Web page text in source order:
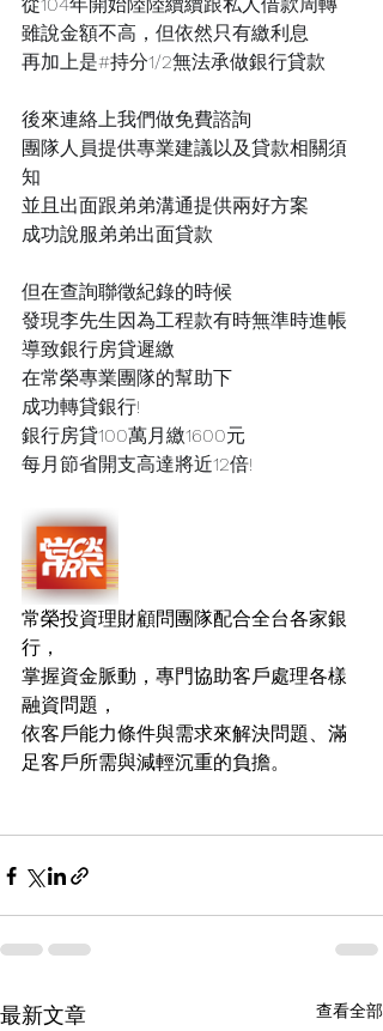
雖說金額不高，但依然只有繳利息
再加上是#持分1/2無法承做銀行貸款
後來連絡上我們做免費諮詢
團隊人員提供專業建議以及貸款相關須
知
並且出面跟弟弟溝通提供兩好方案
成功說服弟弟出面貸款
但在查詢聯徵紀錄的時候
發現李先生因為工程款有時無準時進帳
導致銀行房貸遲繳
在常榮專業團隊的幫助下
成功轉貸銀行!
銀行房貸100萬月繳1600元
每月節省開支高達將近12倍!
常榮投資理財顧問團隊配合全台各家銀
行，
掌握資金脈動，專門協助客戶處理各樣
融資問題，
依客戶能力條件與需求來解決問題、滿
足客戶所需與減輕沉重的負擔。
最新文章 查看全部